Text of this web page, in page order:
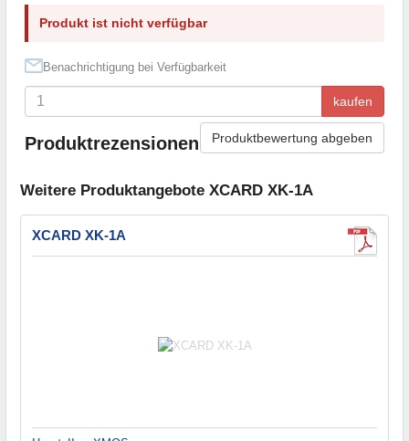
Produkt ist nicht verfügbar
Benachrichtigung bei Verfügbarkeit
kaufen
Produktrezensionen Produktbewertung abgeben
Weitere Produktangebote XCARD XK-1A
XCARD XK-1A